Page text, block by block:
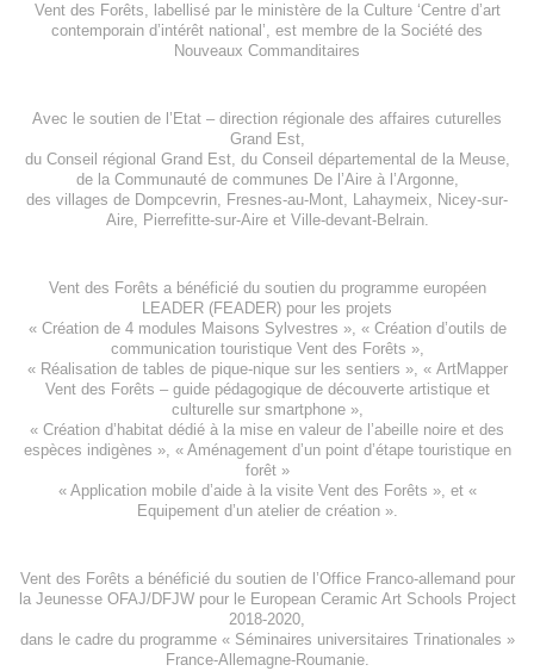
Vent des Forêts, labellisé par le ministère de la Culture ‘Centre d’art
contemporain d’intérêt national’, est membre de la Société des
Nouveaux Commanditaires
Avec le soutien de l’ Etat – direction régionale des affaires cuturelles
Grand Est,
du Conseil régional Grand Est, du Conseil départemental de la Meuse,
de la Communauté de communes De l’Aire à l’Argonne,
des villages de Dompcevrin, Fresnes-au-Mont, Lahaymeix, Nicey-sur-
Aire, Pierrefitte-sur-Aireet Ville-devant-Belrain.
Vent des Forêts a bénéficié du soutien du programme européen
LEADER (FEADER) pour les projets
« Création de 4 modules Maisons Sylvestres », « Création d’outils de
communication touristique Vent des Forêts »,
« Réalisation de tables de pique-nique sur les sentiers », « ArtMapper
Vent des Forêts – guide pédagogique de découverte artistique et
culturelle sur smartphone »,
« Création d’habitat dédié à la mise en valeur de l’abeille noire et des
espèces indigènes », « Aménagement d’un point d’étape touristique en
forêt»
« Application mobile d’aide à la visite Vent des Forêts », et «
Equipement d’un atelier de création».
Vent des Forêts a bénéficié du soutien de l’Office Franco-allemand pour
la Jeunesse OFAJ/DFJWpour leEuropean Ceramic Art Schools Project
2018-2020,
dans le cadre du programme « Séminaires universitaires Trinationales »
France-Allemagne-Roumanie.